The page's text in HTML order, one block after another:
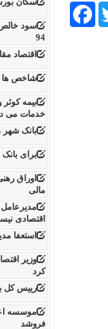
94
اقتصاد
شاخص ها
بیمه
خدمات می
بانک شهر
برای
اوراق
مالی
مدیرعامل
اقتصادی
استعفا
وزیر
کرد
رییس کل
موسسه
فروشد
Facebook